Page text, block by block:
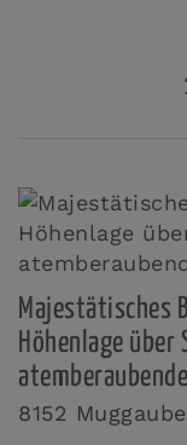
Majestätisches
Höhenlage
8152